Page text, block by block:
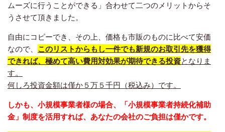
ムーズに行うことができる」合わせて二つのメリットからそ
うさせて頂きました。
自由にコピーでき、その上、価格も市販のものに比べて安価
なので、 このリストからもし一件でも新規のお取引先を獲得
できれば、極めて高い費用対効果が期待できる投資となりま
す。
何しろ投資金額は僅か５万５千円（税込み）です。
しかも、小規模事業者様の場合、「小規模事業者持続化補助
金」制度を活用すれば、あなたの会社のご負担は僅かです。